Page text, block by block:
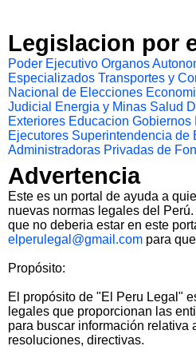
Legislacion por
Poder Ejecutivo Organos
Especializados Transportes y
Nacional de Elecciones
Judicial
Energia y Minas Salud
Exteriores Educacion Gobiernos
Ejecutores Superintendencia de
Administradoras Privadas de
Advertencia
Este es un portal de ayuda a
nuevas normas legales del
que no deberia estar en este
elperulegal@gmail.com para
Propósito:
El propósito de "El Peru Legal"
legales que proporcionan las
para buscar información relativa
resoluciones, directivas.